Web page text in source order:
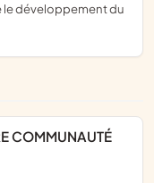
le développement du